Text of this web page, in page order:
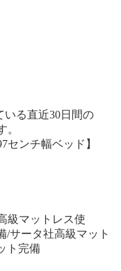
る直近30日間の
。
センチ幅ベッド】
級マットレス使
サータ社高級マット
ト完備